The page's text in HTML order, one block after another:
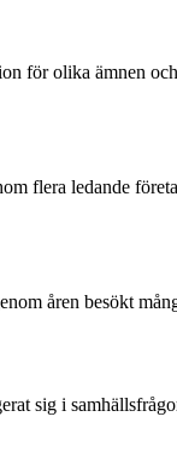
för olika ämnen
flera ledande
åren besökt
sig i